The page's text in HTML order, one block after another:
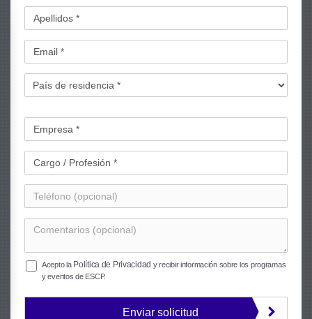
Acepto la Política de Privacidad y recibir información sobre los programas
y eventos de ESCP.
Enviar solicitud